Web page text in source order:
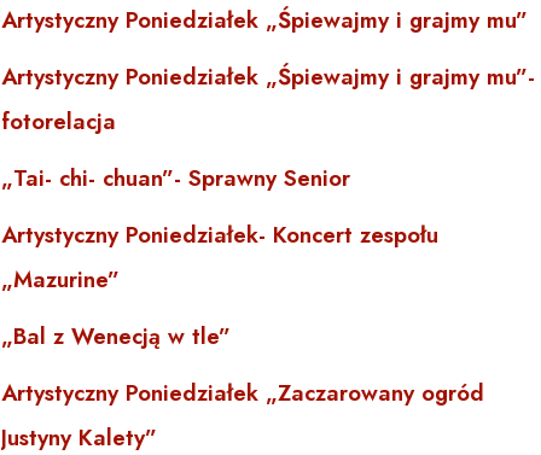
Artystyczny Poniedziałek „Śpiewajmy i grajmy mu”
Artystyczny Poniedziałek „Śpiewajmy i grajmy mu”-
fotorelacja
„Tai- chi- chuan”- Sprawny Senior
Artystyczny Poniedziałek- Koncert zespołu
„Mazurine”
„Bal z Wenecją w tle”
Artystyczny Poniedziałek „Zaczarowany ogród
Justyny Kalety”